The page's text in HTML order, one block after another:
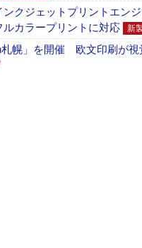
クジェットプリントエン
カラープリントに対応
新
幌」を開催 欧文印刷が視